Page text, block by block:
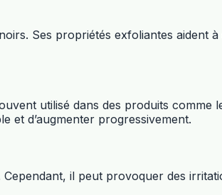
Ses propriétés exfoliantes aident
utilisé dans des produits comme
et d’augmenter progressivement.
il peut provoquer des